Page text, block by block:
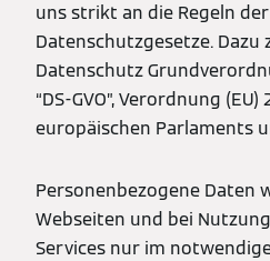
uns strikt an die Regeln
Datenschutzgesetze. Dazu
Datenschutz
“DS-GVO”, Verordnung
europäischen Parlaments
Personenbezogene Daten
Webseiten und bei
Services nur im